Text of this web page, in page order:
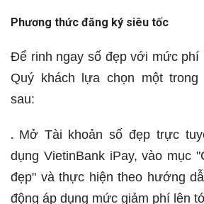
Phương thức đăng ký siêu tốc
Để rinh ngay số đẹp với mức phí
Quý khách lựa chọn một
sau:
. Mở Tài khoản số đẹp trực
dụng VietinBank iPay, vào mục
đẹp" và thực hiện theo hướng
động áp dụng mức giảm phí lên